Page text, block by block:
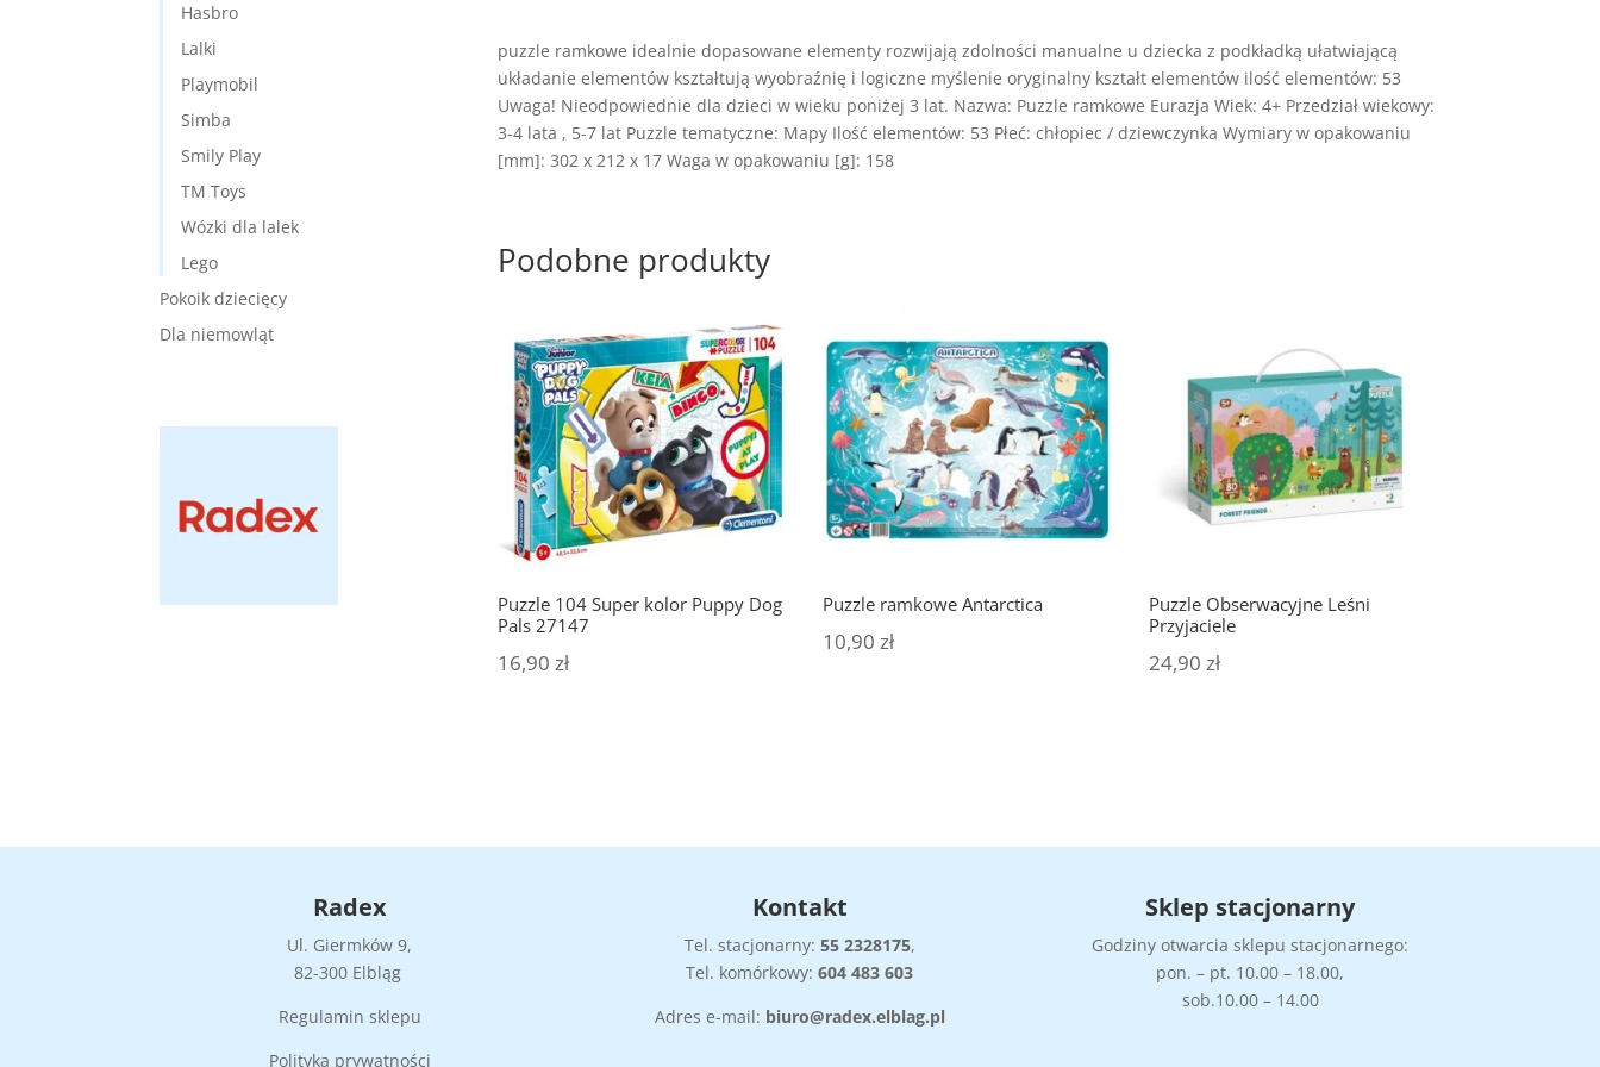
Hasbro
Lalki
Playmobil
Simba
Smily Play
TM Toys
Wózki dla lalek
Lego
Pokoik dziecięcy
Dla niemowląt
puzzle ramkowe idealnie dopasowane elementy rozwijają zdolności manualne u dziecka z podkładką ułatwiającą
układanie elementów kształtują wyobraźnię i logiczne myślenie oryginalny kształt elementów ilość elementów: 53
Uwaga! Nieodpowiednie dla dzieci w wieku poniżej 3 lat. Nazwa: Puzzle ramkowe Eurazja Wiek: 4+ Przedział wiekowy:
3-4 lata , 5-7 lat Puzzle tematyczne: Mapy Ilość elementów: 53 Płeć: chłopiec / dziewczynka Wymiary w opakowaniu
[mm]: 302 x 212 x 17 Waga w opakowaniu [g]: 158
Podobne produkty
Puzzle 104 Super kolor Puppy Dog
Pals 27147
16,90 zł
Puzzle ramkowe Antarctica
10,90zł
Puzzle Obserwacyjne Leśni
Przyjaciele
24,90 zł
Radex
Ul. Giermków 9,
82-300 Elbląg
Regulamin sklepu
Polityka prywatności
Kontakt
Tel. stacjonarny: 55 2328175,
Tel. komórkowy:604 483 603
Adres e-mail: biuro@radex.elblag.pl
Sklep stacjonarny
Godziny otwarcia sklepu stacjonarnego:
pon. – pt. 10.00 – 18.00,
sob.10.00 – 14.00